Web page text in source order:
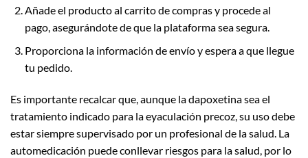
Añade el producto al carrito de compras y procede al
pago, asegurándote de que la plataforma sea segura.
Proporciona la información de envío y espera a que llegue
tu pedido.
Es importante recalcar que, aunque la dapoxetina sea el
tratamiento indicado para la eyaculación precoz, su uso debe
estar siempre supervisado por un profesional de la salud. La
automedicación puede conllevar riesgos para la salud, por lo